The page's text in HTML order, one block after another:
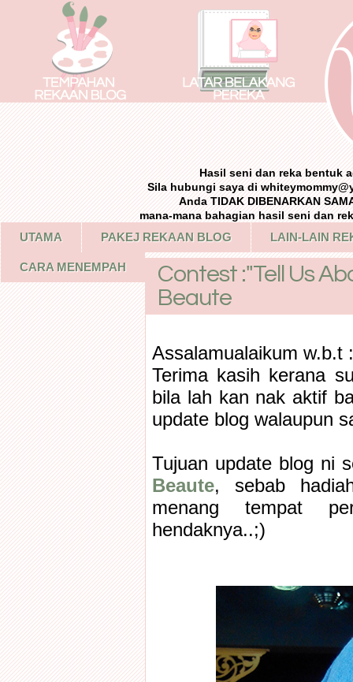
Hasil seni dan reka bentuk
Sila hubungi saya di
Anda TIDAK DIBENARKAN
mana-mana bahagian hasil seni dan
UTAMA PAKEJ REKAAN BLOG LAIN-LAIN
CARA MENEMPAH
Contest :"Tell Us
Beaute
Assalamualaikum w.b.t
Terima kasih kerana
bila lah kan nak aktif
update blog walaupun
Tujuan update blog ni
Beaute, sebab
menang tempat
hendaknya..;)